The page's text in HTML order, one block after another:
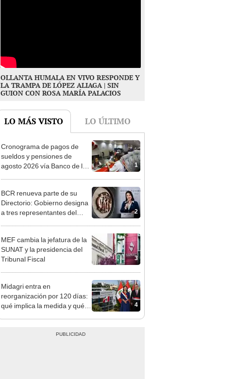
OLLANTA HUMALA EN VIVO RESPONDE Y
LA TRAMPA DE LÓPEZ ALIAGA | SIN
GUION CON ROSA MARÍA PALACIOS
LO MÁS VISTO LO ÚLTIMO
1
Cronograma de pagos de
sueldos y pensiones de
agosto 2026 vía Banco de la
2
BCR renueva parte de su
Directorio: Gobierno designa
a tres representantes del
3
MEF cambia la jefatura de la
SUNAT y la presidencia del
Tribunal Fiscal
4
Midagri entra en
reorganización por 120 días:
qué implica la medida y qué